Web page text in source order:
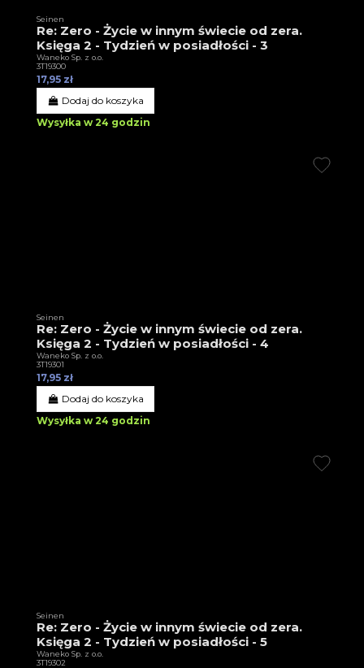
Seinen
Re: Zero - Życie w innym świecie od zera.
Księga 2 - Tydzień w posiadłości - 3
Waneko Sp. z o.o.
3T19300
17,95 zł
Dodaj do koszyka
Wysyłka w 24 godzin
Seinen
Re: Zero - Życie w innym świecie od zera.
Księga 2 - Tydzień w posiadłości - 4
Waneko Sp. z o.o.
3T19301
17,95 zł
Dodaj do koszyka
Wysyłka w 24 godzin
Seinen
Re: Zero - Życie w innym świecie od zera.
Księga 2 - Tydzień w posiadłości - 5
Waneko Sp. z o.o.
3T19302